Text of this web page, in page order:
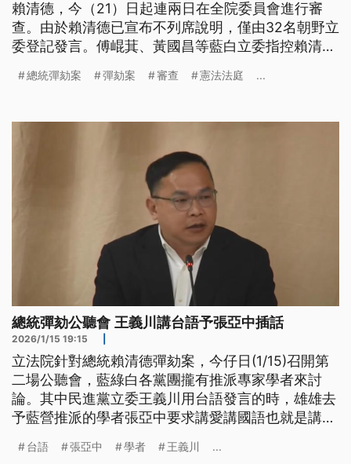
賴清德，今（21）日起連兩日在全院委員會進行審
查。由於賴清德已宣布不列席說明，僅由32名朝野立
委登記發言。傅崐萁、黃國昌等藍白立委指控賴清德
民進黨立委則反批彈劾案為政治操作，質疑在野拒絕
總統彈劾案 彈劾案 審查 憲法法庭 ...
總統彈劾公聽會 王義川講台語予張亞中插話
2026/1/15 19:15
立法院針對總統賴清德彈劾案，今仔日(1/15)召開第
二場公聽會，藍綠白各黨團攏有推派專家學者來討
論。其中民進黨立委王義川用台語發言的時，雄雄去
予藍營推派的學者張亞中要求講愛講國語也就是講華
團體批評學者，毋但對國家語言法完全無了解，也要
台語 張亞中 學者 王義川 ...